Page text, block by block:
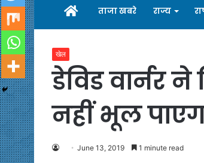
होम ताजा खबरे राज्य
खेल
डेविड वार्नर
नहीं भूल
June 13, 2019 1 minute read